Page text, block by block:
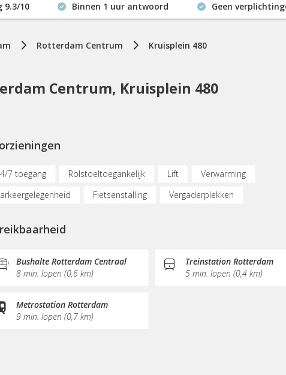
9.3/10 Binnen 1 uur antwoord
Geen
Rotterdam Centrum Kruisplein 480
Centrum, Kruisplein 480
7 toegang Rolstoeltoegankelijk Lift
Verwarming
Fietsenstalling
Vergaderplekken
Bushalte Rotterdam Centraal
8 min. lopen (0,6 km)
Treinstation Rotterdam
5 min. lopen (0,4 km)
Metrostation Rotterdam
9 min. lopen (0,7 km)